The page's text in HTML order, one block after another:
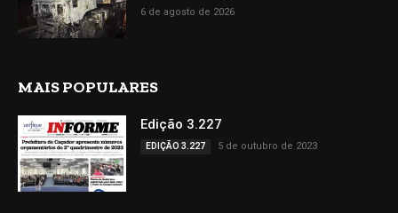
6 de agosto de 2026
MAIS POPULARES
Edição 3.227
EDIÇÃO 3.227 5 de outubro de 2023